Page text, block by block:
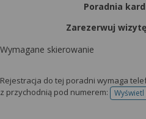
Poradnia
Zarezerwuj
Wymagane skierowanie
Rejestracja do tej poradni wymaga
z przychodnią pod numerem: